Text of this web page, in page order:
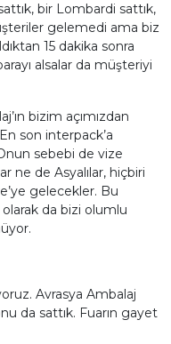
bir Lombardi sattık,
gelemedi ama biz
15 dakika sonra
alsalar da müşteriyi
bizim açımızdan
son interpack’a
sebebi de vize
ne de Asyalılar, hiçbiri
gelecekler. Bu
da bizi olumlu
Avrasya Ambalaj
da sattık. Fuarın gayet